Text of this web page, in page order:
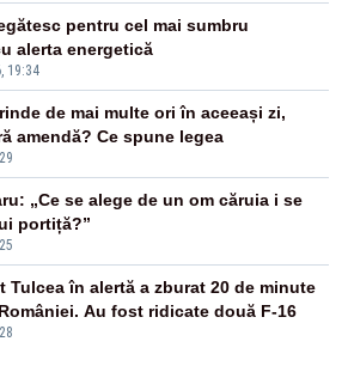
19:34
pentru cel mai sumbru
alerta energetică
de mai multe ori în aceeași zi,
amendă? Ce spune legea
„Ce se alege de un om căruia i se
portiță?”
Tulcea în alertă a zburat 20 de minute
Au fost ridicate două F-16